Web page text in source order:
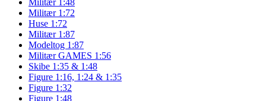
Militær 1:48
Militær 1:72
Huse 1:72
Militær 1:87
Modeltog 1:87
Militær GAMES 1:56
Skibe 1:35 & 1:48
Figure 1:16, 1:24 & 1:35
Figure 1:32
Figure 1:48